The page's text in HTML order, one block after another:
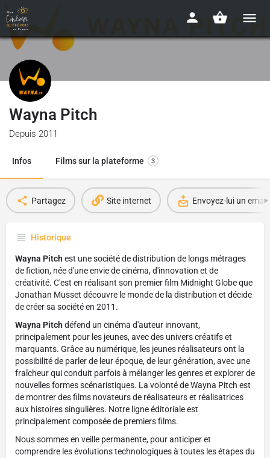
Wayna Pitch
Depuis 2011
Infos Films sur la plateforme 3
Partagez Site internet Envoyez-lui un email
Historique
Wayna Pitch est une société de distribution de longs métrages
de fiction, née d'une envie de cinéma, d'innovation et de
créativité. C'est en réalisant son premier film Midnight Globe que
Jonathan Musset découvre le monde de la distribution et décide
de créer sa société en 2011.
Wayna Pitch défend un cinéma d'auteur innovant,
principalement pour les jeunes, avec des univers créatifs et
marquants. Grâce au numérique, les jeunes réalisateurs ont la
possibilité de parler de leur époque, de leur génération, avec une
fraîcheur qui conduit parfois à mélanger les genres et explorer de
nouvelles formes scénaristiques. La volonté de Wayna Pitch est
de montrer des films novateurs de réalisateurs et réalisatrices
aux histoires singulières. Notre ligne éditoriale est
principalement composée de premiers films.
Nous sommes en veille permanente, pour anticiper et
comprendre les évolutions technologiques à toutes les étapes du